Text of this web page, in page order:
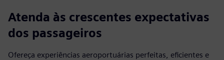
Atenda às crescentes expectativas
dos passageiros
Ofereça experiências aeroportuárias perfeitas, eficientes e